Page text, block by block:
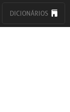
DICIONÁRIOS